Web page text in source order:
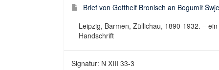
Brief von Gotthelf Bronisch an Bogumił
Leipzig, Barmen, Züllichau, 1890-1932. –
Handschrift
Signatur: N XIII 33-3